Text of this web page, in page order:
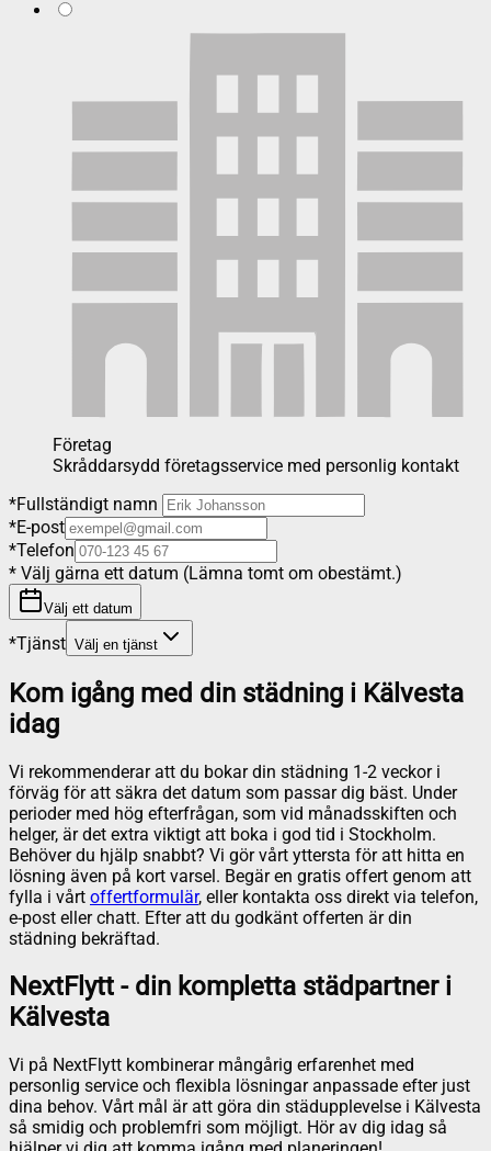
Företag
Skråddarsydd företagsservice med personlig kontakt
*Fullständigt namn
*E-post
*Telefon
* Välj gärna ett datum (Lämna tomt om obestämt.)
Välj ett datum
*Tjänst Välj en tjänst
Kom igång med din städning i Kälvesta
idag
Vi rekommenderar att du bokar din städning 1-2 veckor i
förväg för att säkra det datum som passar dig bäst. Under
perioder med hög efterfrågan, som vid månadsskiften och
helger, är det extra viktigt att boka i god tid i Stockholm.
Behöver du hjälp snabbt? Vi gör vårt yttersta för att hitta en
lösning även på kort varsel. Begär en gratis offert genom att
fylla i vårt offertformulär, eller kontakta oss direkt via telefon,
e-post eller chatt. Efter att du godkänt offerten är din
städning bekräftad.
NextFlytt - din kompletta städpartner i
Kälvesta
Vi på NextFlytt kombinerar mångårig erfarenhet med
personlig service och flexibla lösningar anpassade efter just
dina behov. Vårt mål är att göra din städupplevelse i Kälvesta
så smidig och problemfri som möjligt. Hör av dig idag så